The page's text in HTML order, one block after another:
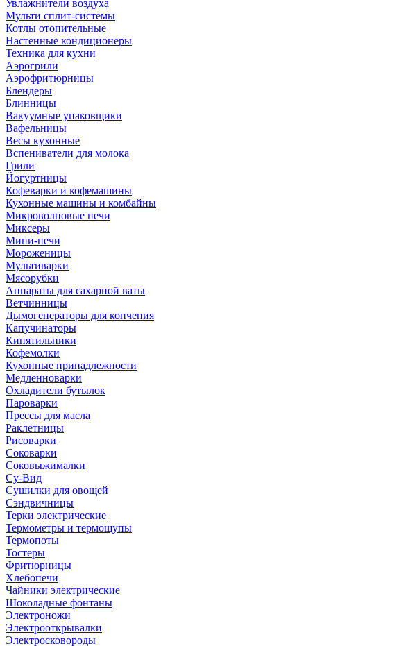
Увлажнители воздуха
Мульти сплит-системы
Котлы отопительные
Настенные кондиционеры
Техника для кухни
Аэрогрили
Аэрофритюрницы
Блендеры
Блинницы
Вакуумные упаковщики
Вафельницы
Весы кухонные
Вспениватели для молока
Грили
Йогуртницы
Кофеварки и кофемашины
Кухонные машины и комбайны
Микроволновые печи
Миксеры
Мини-печи
Мороженицы
Мультиварки
Мясорубки
Аппараты для сахарной ваты
Ветчинницы
Дымогенераторы для копчения
Капучинаторы
Кипятильники
Кофемолки
Кухонные принадлежности
Медленноварки
Охладители бутылок
Пароварки
Прессы для масла
Раклетницы
Рисоварки
Соковарки
Соковыжималки
Су-Вид
Сушилки для овощей
Сэндвичницы
Терки электрические
Термометры и термощупы
Термопоты
Тостеры
Фритюрницы
Хлебопечи
Чайники электрические
Шоколадные фонтаны
Электроножи
Электрооткрывалки
Электросковороды